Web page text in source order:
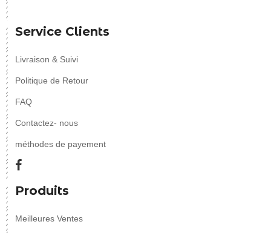
Service Clients
Livraison & Suivi
Politique de Retour
FAQ
Contactez- nous
méthodes de payement
Produits
Meilleures Ventes